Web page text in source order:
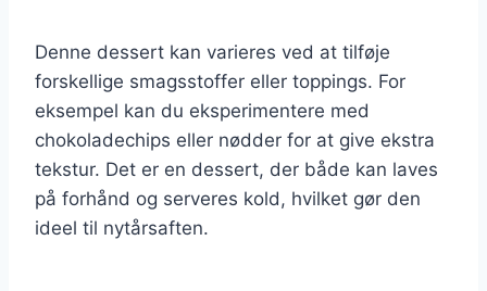
Denne dessert kan varieres ved at tilføje
forskellige smagsstoffer eller toppings. For
eksempel kan du eksperimentere med
chokoladechips eller nødder for at give ekstra
tekstur. Det er en dessert, der både kan laves
på forhånd og serveres kold, hvilket gør den
ideel til nytårsaften.